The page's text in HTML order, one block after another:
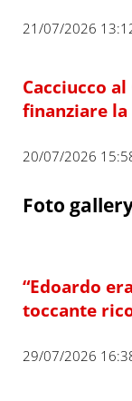
21/07/2026
Cacciucco
finanziare la
20/07/2026
Foto
“Edoardo
toccante
29/07/2026